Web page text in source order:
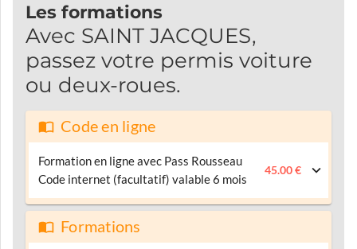
Les formations
Avec SAINT JACQUES,
passez votre permis voiture
ou deux-roues.
Code en ligne
Formation en ligne avec Pass Rousseau
Code internet (facultatif) valable 6 mois
45.00 €
Formations